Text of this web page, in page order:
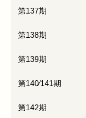
第137期
第138期
第139期
第140∕141期
第142期